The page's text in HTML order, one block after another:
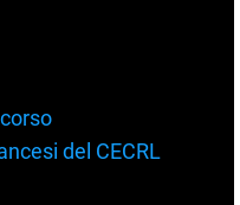
del CECRL